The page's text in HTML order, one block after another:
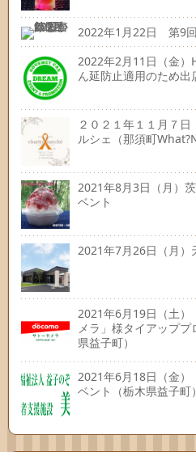
2022年1月22日 第9
2022年2月11日（金）
ん延防止適用のため出
２０２１年１１月７
ルシェ（那須町
2021年8月3日（月）
ベント
2021年7月26日（月）
2021年6月19日（土）
メラ」様タイアップ
県益子町）
2021年6月18日（金）
ベント（栃木県益子町）